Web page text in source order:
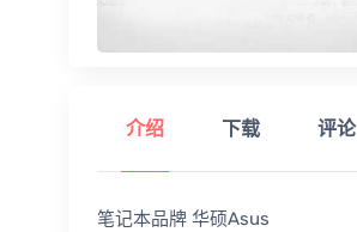
介绍 下载 评论
笔记本品牌 华硕Asus